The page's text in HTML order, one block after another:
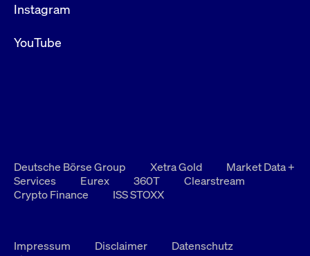
Instagram
YouTube
Deutsche Börse Group Xetra Gold
Market Data +
Services
Eurex 360T
Clearstream
Crypto Finance
ISS STOXX
Impressum Disclaimer
Datenschutz